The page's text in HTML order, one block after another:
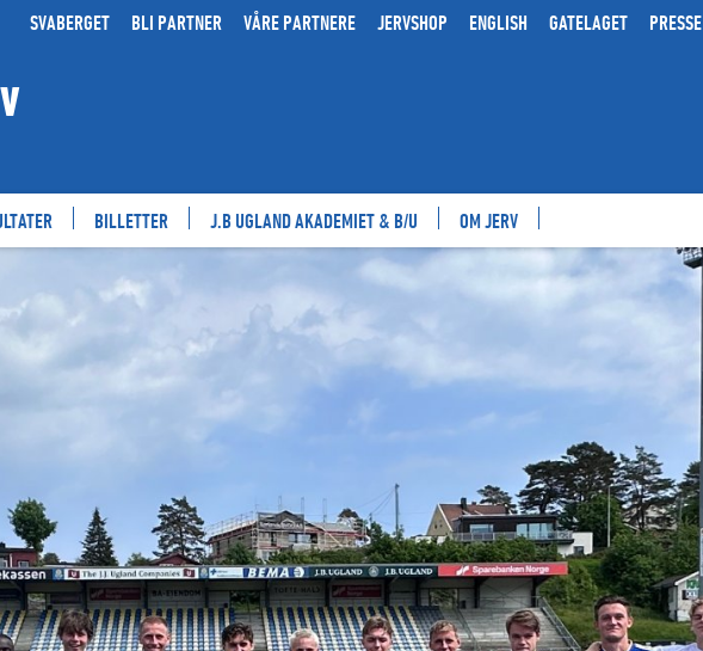
SVABERGET BLI PARTNER VÅRE PARTNERE JERVSHOP ENGLISH GATELAGET PRESSE
BILLETTER J.B UGLAND AKADEMIET & B/U OM JERV